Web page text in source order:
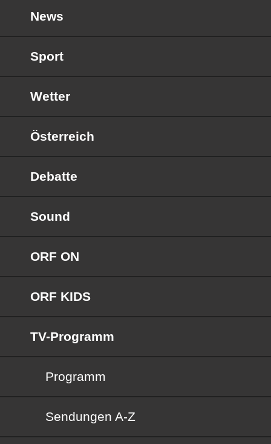
News
Sport
Wetter
Österreich
Debatte
Sound
ORF ON
ORF KIDS
TV-Programm
Programm
Sendungen von A bis Z
Sendungen A-Z